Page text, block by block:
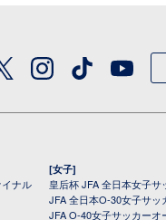
ナル
[女子]
皇后杯 JFA 全日本女子
JFA 全日本O-30女子サッ
JFA O-40女子サッカーオ